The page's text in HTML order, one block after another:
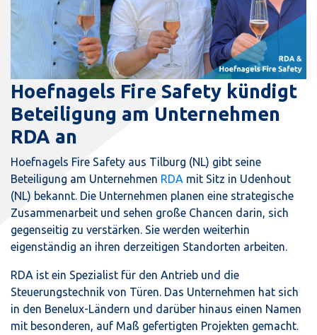
Hoefnagels Fire Safety kündigt
Beteiligung am Unternehmen
RDA an
Hoefnagels Fire Safety aus Tilburg (NL) gibt seine
Beteiligung am Unternehmen RDA mit Sitz in Udenhout
(NL) bekannt. Die Unternehmen planen eine strategische
Zusammenarbeit und sehen große Chancen darin, sich
gegenseitig zu verstärken. Sie werden weiterhin
eigenständig an ihren derzeitigen Standorten arbeiten.
RDA ist ein Spezialist für den Antrieb und die
Steuerungstechnik von Türen. Das Unternehmen hat sich
in den Benelux-Ländern und darüber hinaus einen Namen
mit besonderen, auf Maß gefertigten Projekten gemacht.